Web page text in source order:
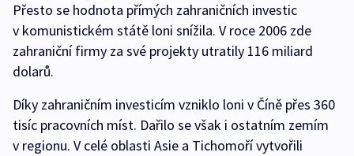
Přesto se hodnota přímých zahraničních investic
v komunistickém státě loni snížila. V roce 2006 zde
zahraniční firmy za své projekty utratily 116 miliard
dolarů.
Díky zahraničním investicím vzniklo loni v Číně přes 360
tisíc pracovních míst. Dařilo se však i ostatním zemím
v regionu. V celé oblasti Asie a Tichomoří vytvořili